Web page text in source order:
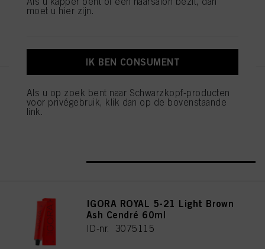
IGORA ROYAL Cools 9-19 60ml
ID-nr. 3075087
IGORA ROYAL 5-21 Light Brown
Ash Cendré 60ml
ID-nr. 3075115
moet u hier zijn.
IK BEN CONSUMENT
Als u op zoek bent naar Schwarzkopf-producten
voor privégebruik, klik dan op de bovenstaande
link.